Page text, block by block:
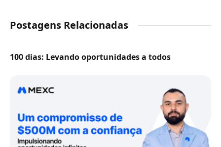
Postagens Relacionadas
100 dias: Levando oportunidades a todos